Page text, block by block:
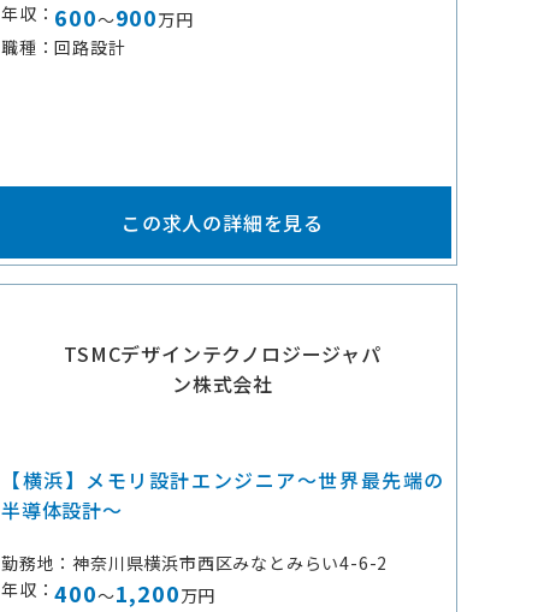
年収
600～900万円
職種
回路設計
この求人の詳細を見る
TSMCデザインテクノロジージャパ
ン株式会社
【横浜】メモリ設計エンジニア～世界最先端の
半導体設計～
勤務地
神奈川県横浜市西区みなとみらい4-6-2
年収
400～1,200万円